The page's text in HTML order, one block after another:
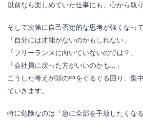
以前なら楽しめていた仕事にも、心から取
そして次第に自己否定的な思考が強くなって
「自分には才能がないのかもしれない」
「フリーランスに向いていないのでは？」
「会社員に戻った方がいいのかも…」
こうした考えが頭の中をぐるぐる回り、集
ていきます。
特に危険なのは「急に全部を手放したくなる